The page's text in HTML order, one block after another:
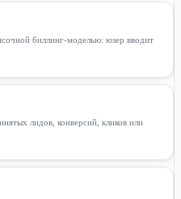
биллинг-моделью: юзер вводит
лидов, конверсий, кликов или